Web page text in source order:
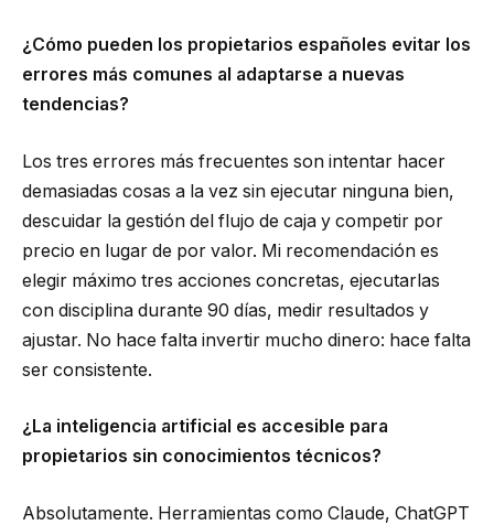
¿Cómo pueden los propietarios españoles evitar los
errores más comunes al adaptarse a nuevas
tendencias?
Los tres errores más frecuentes son intentar hacer
demasiadas cosas a la vez sin ejecutar ninguna bien,
descuidar la gestión del flujo de caja y competir por
precio en lugar de por valor. Mi recomendación es
elegir máximo tres acciones concretas, ejecutarlas
con disciplina durante 90 días, medir resultados y
ajustar. No hace falta invertir mucho dinero: hace falta
ser consistente.
¿La inteligencia artificial es accesible para
propietarios sin conocimientos técnicos?
Absolutamente. Herramientas como Claude, ChatGPT